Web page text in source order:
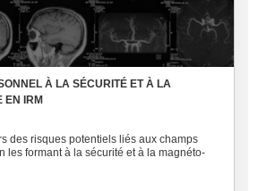
À LA SÉCURITÉ ET À LA
EN IRM
des risques potentiels liés aux champs
les formant à la sécurité et à la magnéto-